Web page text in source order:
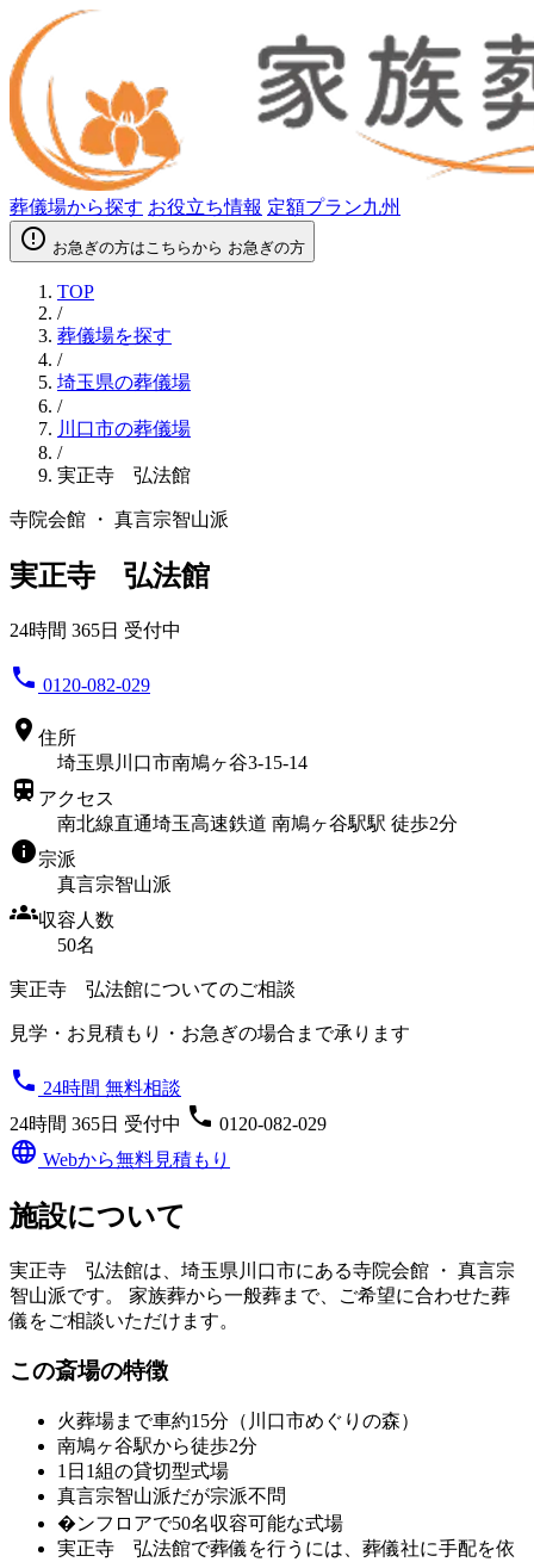
葬儀場から探す お役立ち情報 定額プラン九州
error_outline お急ぎの方はこちらから お急ぎの方
TOP
/
葬儀場を探す
/
埼玉県の葬儀場
/
川口市の葬儀場
/
実正寺 弘法館
寺院会館 ・ 真言宗智山派
実正寺 弘法館
24時間 365日 受付中
phone 0120-082-029
location_on 住所
埼玉県川口市南鳩ヶ谷3-15-14
train アクセス
南北線直通埼玉高速鉄道 南鳩ヶ谷駅駅 徒歩2分
info宗派
真言宗智山派
groups収容人数
50名
実正寺 弘法館についてのご相談
見学・お見積もり・お急ぎの場合まで承ります
phone 24時間 無料相談
24時間 365日 受付中 phone 0120-082-029
language Webから無料見積もり
施設について
実正寺 弘法館は、埼玉県川口市にある寺院会館 ・ 真言宗
智山派です。 家族葬から一般葬まで、ご希望に合わせた葬
儀をご相談いただけます。
この斎場の特徴
火葬場まで車約15分（川口市めぐりの森）
南鳩ヶ谷駅から徒歩2分
1日1組の貸切型式場
真言宗智山派だが宗派不問
�ンフロアで50名収容可能な式場
実正寺 弘法館で葬儀を行うには、葬儀社に手配を依